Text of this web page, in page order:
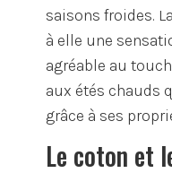
saisons froides.
à elle une
agréable au
aux étés chauds
grâce à ses
Le coton et